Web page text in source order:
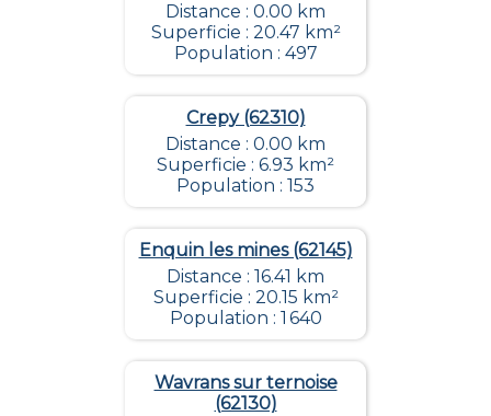
Distance : 0.00 km
Superficie : 20.47 km²
Population : 497
Crepy (62310)
Distance : 0.00 km
Superficie : 6.93 km²
Population : 153
Enquin les mines (62145)
Distance : 16.41 km
Superficie : 20.15 km²
Population : 1 640
Wavrans sur ternoise
(62130)